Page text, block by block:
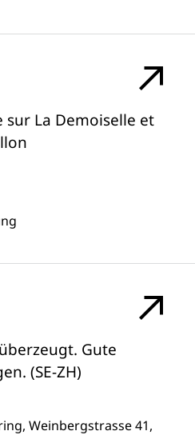
sur La Demoiselle et
Gute
(SE-ZH)
Weinbergstrasse 41,